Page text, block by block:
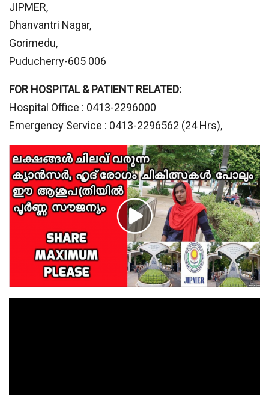
JIPMER,
Dhanvantri Nagar,
Gorimedu,
Puducherry-605 006
FOR HOSPITAL & PATIENT RELATED:
Hospital Office : 0413-2296000
Emergency Service : 0413-2296562 (24 Hrs),